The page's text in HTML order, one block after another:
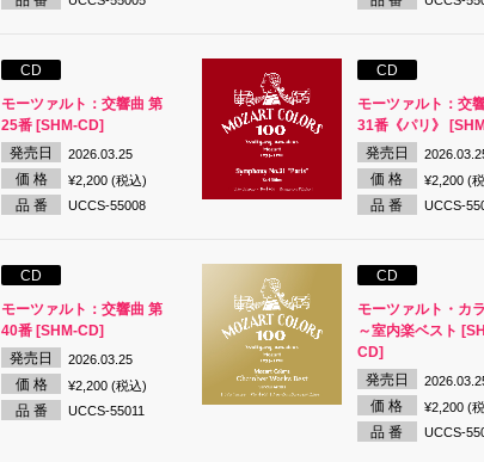
CD
モーツァルト：交響曲 第
25番 [SHM-CD]
発売日
2026.03.25
価 格 ¥2,200 (税込)
品 番 UCCS-55008
CD
モーツァルト：交
31番《パリ》
発売日
価 格 ¥2,200 (
品 番 UCCS-
CD
モーツァルト：交響曲 第
40番 [SHM-CD]
発売日
2026.03.25
価 格 ¥2,200 (税込)
品 番 UCCS-55011
CD
モーツァルト・カ
～室内楽ベスト
CD]
発売日
価 格 ¥2,200 (
品 番 UCCS-